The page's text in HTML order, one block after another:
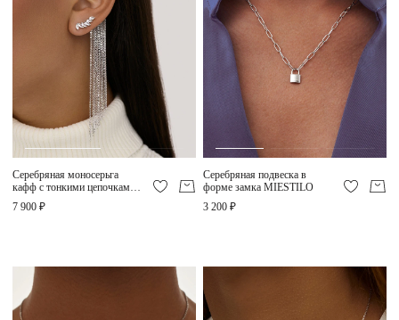
Серебряная моносерьга
кафф с тонкими цепочками
7 900 ₽
Серебряная подвеска в
форме замка MIESTILO
3 200 ₽